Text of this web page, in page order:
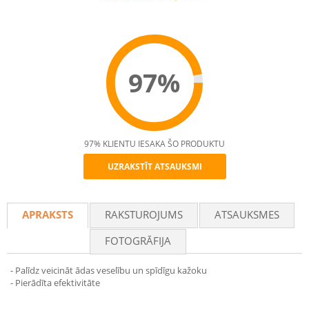
97%
Recommend
97% KLIENTU IESAKA ŠO PRODUKTU
UZRAKSTĪT ATSAUKSMI
APRAKSTS RAKSTUROJUMS
ATSAUKSMES
FOTOGRĀFIJA
- Palīdz veicināt ādas veselību un spīdīgu kažoku
- Pierādīta efektivitāte